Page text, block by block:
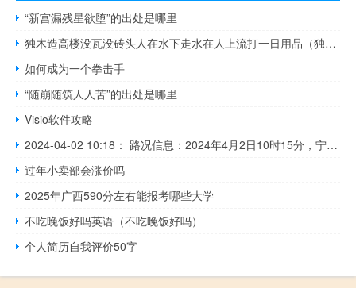
“新宫漏残星欲堕”的出处是哪里
独木造高楼没瓦没砖头人在水下走水在人上流打一日用品（独木造高楼没瓦没砖头打一物）
如何成为一个拳击手
“随崩随筑人人苦”的出处是哪里
Visio软件攻略
2024-04-02 10:18： 路况信息：2024年4月2日10时15分，宁靖高速武靖段寨市收费站附近以西K51处东往西因一辆货车侧翻占用行车道，目前路产人员正在现场处理，途经车辆需谨慎慢行。Sa85Za ​​​
过年小卖部会涨价吗
2025年广西590分左右能报考哪些大学
不吃晚饭好吗英语（不吃晚饭好吗）
个人简历自我评价50字